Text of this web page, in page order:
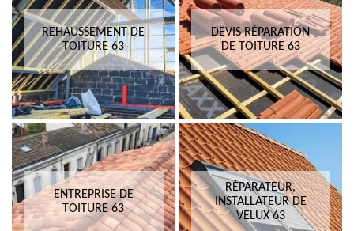
REHAUSSEMENT DE
TOITURE 63
DEVIS RÉPARATION
DE TOITURE 63
ENTREPRISE DE
TOITURE 63
RÉPARATEUR,
INSTALLATEUR DE
VELUX 63